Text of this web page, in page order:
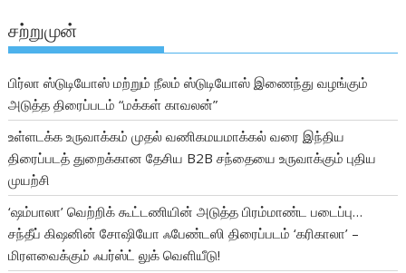
சற்றுமுன்
பிர்லா ஸ்டுடியோஸ் மற்றும் நீலம் ஸ்டுடியோஸ் இணைந்து வழங்கும்
அடுத்த திரைப்படம் “மக்கள் காவலன்”
உள்ளடக்க உருவாக்கம் முதல் வணிகமயமாக்கல் வரை இந்திய
திரைப்படத் துறைக்கான தேசிய B2B சந்தையை உருவாக்கும் புதிய
முயற்சி
‘ஷம்பாலா’ வெற்றிக் கூட்டணியின் அடுத்த பிரம்மாண்ட படைப்பு…
சந்தீப் கிஷனின் சோஷியோ ஃபேண்டஸி திரைப்படம் ‘கரிகாலா’ –
மிரளவைக்கும் ஃபர்ஸ்ட் லுக் வெளியீடு!